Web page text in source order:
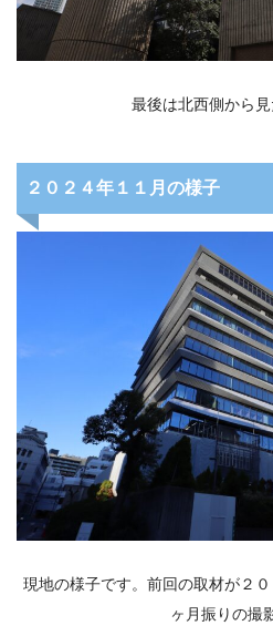
最後は北西側から見
２０２４年１１月の様子
現地の様子です。前回の取材が２
ヶ月振りの撮